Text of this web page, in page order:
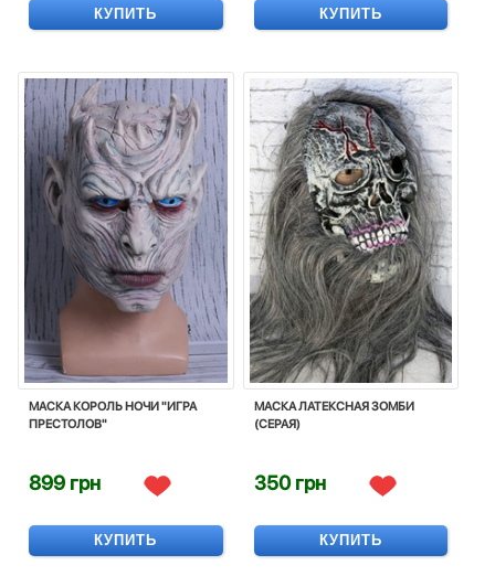
КУПИТЬ КУПИТЬ
МАСКА КОРОЛЬ НОЧИ "ИГРА
ПРЕСТОЛОВ"
899 грн
КУПИТЬ
МАСКА ЛАТЕКСНАЯ ЗОМБИ
(СЕРАЯ)
350 грн
КУПИТЬ